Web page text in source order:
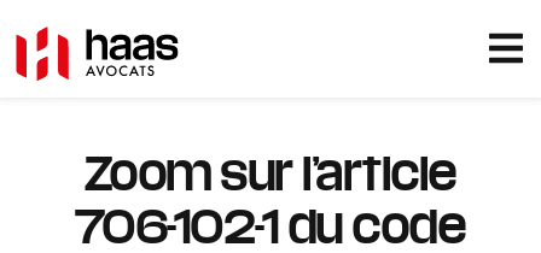
Zoom sur l’article
706-102-1 du code